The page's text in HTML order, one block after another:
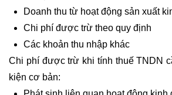
Doanh thu từ hoạt động sản xuất
Chi phí được trừ theo quy định
Các khoản thu nhập khác
Chi phí được trừ khi tính thuế TNDN
kiện cơ bản: